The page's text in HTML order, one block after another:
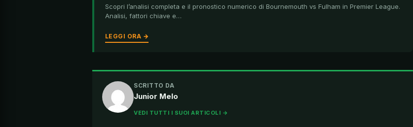
Scopri l’analisi completa e il pronostico numerico di Bournemouth vs Fulham in Premier League.
Analisi, fattori chiave e…
LEGGI ORA →
SCRITTO DA
Junior Melo
VEDI TUTTI I SUOI ARTICOLI →